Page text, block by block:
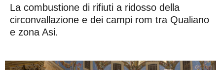
La combustione di rifiuti a ridosso della
circonvallazione e dei campi rom tra Qualiano
e zona Asi.